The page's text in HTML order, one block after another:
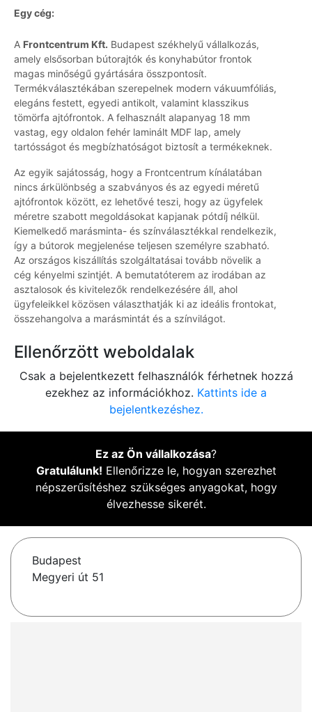
Egy cég:
A Frontcentrum Kft. Budapest székhelyű vállalkozás,
amely elsősorban bútorajtók és konyhabútor frontok
magas minőségű gyártására összpontosít.
Termékválasztékában szerepelnek modern vákuumfóliás,
elegáns festett, egyedi antikolt, valamint klasszikus
tömörfa ajtófrontok. A felhasznált alapanyag 18 mm
vastag, egy oldalon fehér laminált MDF lap, amely
tartósságot és megbízhatóságot biztosít a termékeknek.
Az egyik sajátosság, hogy a Frontcentrum kínálatában
nincs árkülönbség a szabványos és az egyedi méretű
ajtófrontok között, ez lehetővé teszi, hogy az ügyfelek
méretre szabott megoldásokat kapjanak pótdíj nélkül.
Kiemelkedő marásminta- és színválasztékkal rendelkezik,
így a bútorok megjelenése teljesen személyre szabható.
Az országos kiszállítás szolgáltatásai tovább növelik a
cég kényelmi szintjét. A bemutatóterem az irodában az
asztalosok és kivitelezők rendelkezésére áll, ahol
ügyfeleikkel közösen választhatják ki az ideális frontokat,
összehangolva a marásmintát és a színvilágot.
Ellenőrzött weboldalak
Csak a bejelentkezett felhasználók férhetnek hozzá
ezekhez az információkhoz. Kattints ide a
bejelentkezéshez.
Ez az Ön vállalkozása?
Gratulálunk! Ellenőrizze le, hogyan szerezhet
népszerűsítéshez szükséges anyagokat, hogy
élvezhesse sikerét.
Budapest
Megyeri út 51